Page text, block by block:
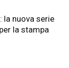
la nuova serie
la stampa